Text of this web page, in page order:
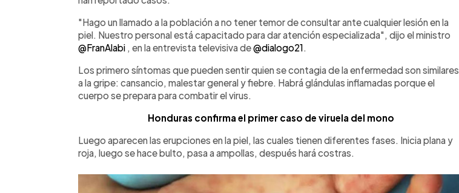
"Hago un llamado a la población a no tener temor de consultar ante cualquier lesión en la
piel. Nuestro personal está capacitado para dar atención especializada", dijo el ministro
@FranAlabi , en la entrevista televisiva de@dialogo21
Los primero síntomas que pueden sentir quien se contagia de la enfermedad son similares
a la gripe: cansancio, malestar general y fiebre. Habrá glándulas inflamadas porque el
cuerpo se prepara para combatir el virus.
Honduras confirma el primer caso de viruela del mono
Luego aparecen las erupciones en la piel, las cuales tienen diferentes fases. Inicia plana y
roja, luego se hace bulto, pasa a ampollas, después hará costras.